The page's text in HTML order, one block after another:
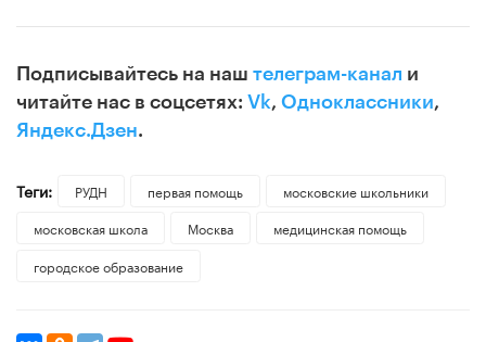
Подписывайтесь на наш телеграм-канал и
читайте нас в соцсетях: Vk, Одноклассники,
Яндекс.Дзен.
Теги: РУДН первая помощь
московские школьники
московская школа
Москва
медицинская помощь
городское образование